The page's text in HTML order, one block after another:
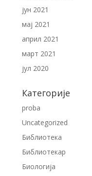
јун 2021
мај 2021
април 2021
март 2021
јул 2020
Категорије
proba
Uncategorized
Библиотека
Библиотекар
Биологија